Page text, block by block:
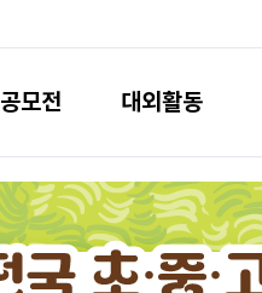
공모전 대외활동